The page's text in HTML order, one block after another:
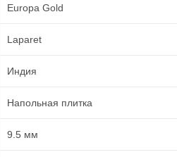
Europa Gold
Laparet
Индия
Напольная плитка
9.5 мм